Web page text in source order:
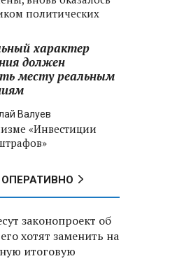
политических
характер
должен
месту реальным
Валуев
«Инвестиции
ОПЕРАТИВНО
законопроект об
хотят заменить на
итоговую